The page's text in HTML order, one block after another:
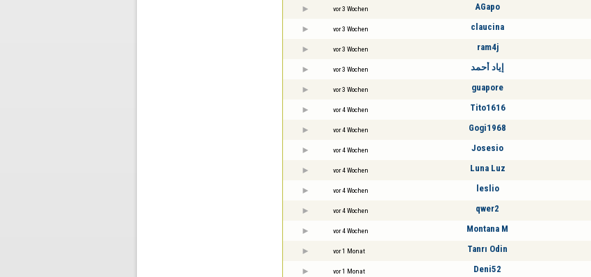
vor 3 Wochen AGapo
vor 3 Wochen claucina
vor 3 Wochen ram4j
vor 3 Wochen إياد أحمد
vor 3 Wochen guapore
vor 4 Wochen Tito1616
vor 4 Wochen Gogi1968
vor 4 Wochen Josesio
vor 4 Wochen Luna Luz
vor 4 Wochen leslio
vor 4 Wochen qwer2
vor 4 Wochen Montana M
vor 1 Monat Tanrı Odin
vor 1 Monat Deni52